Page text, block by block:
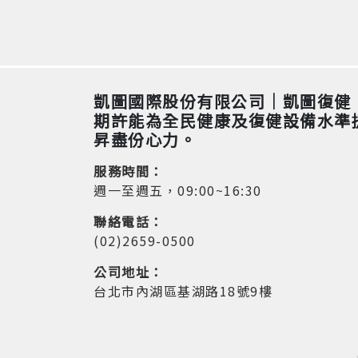
凱圖國際股份有限公司｜凱圖復健
期許能為全民健康及復健設備水準
昇盡份心力。
服務時間：
週一至週五，09:00~16:30
聯絡電話：
(02)2659-0500
公司地址：
台北市內湖區基湖路18號9樓